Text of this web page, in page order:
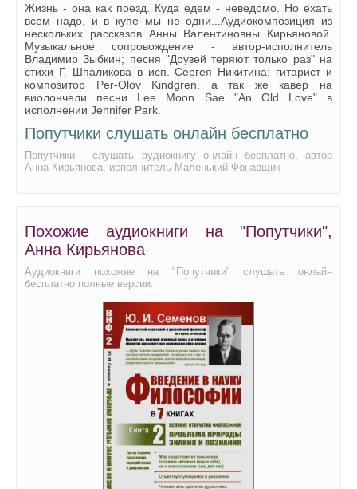
Жизнь - она как поезд. Куда едем - неведомо. Но ехать
всем надо, и в купе мы не одни...Аудиокомпозиция из
нескольких рассказов Анны Валентиновны Кирьяновой.
Музыкальное сопровождение - автор-исполнитель
Владимир Зыбкин; песня "Друзей теряют только раз" на
стихи Г. Шпаликова в исп. Сергея Никитина; гитарист и
композитор Per-Olov Kindgren, а так же кавер на
виолончели песни Lee Moon Sae "An Old Love" в
исполнении Jennifer Park.
Попутчики слушать онлайн бесплатно
Попутчики - слушать аудиокнигу онлайн бесплатно, автор
Анна Кирьянова, исполнитель Маленький Фонарщик
Похожие аудиокниги на "Попутчики",
Анна Кирьянова
Аудиокниги похожие на "Попутчики" слушать онлайн
бесплатно полные версии.